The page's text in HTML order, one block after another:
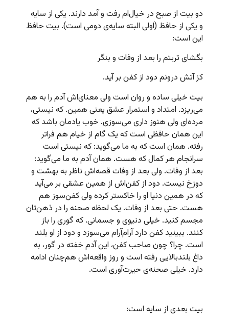
دو بیت از صبح در خیال‌ام رفت و آمد دارند. یکی از سایه
و یکی از حافظ (اولی البته سایه‌ی دومی است). بیت حافظ
این است:
بگشای تربتم را بعد از وفات و بنگر
کز آتش درونم دود از کفن بر آید.
بیت خیلی ساده و روان است ولی معنای‌اش آدم را به هم
می‌ریزد. امتداد و استمرار عشق یعنی همین. که نیستی،
مرده‌ای ولی هنوز داری می‌سوزی. خوب یادمان باشد که
این همان حافظی است که یک گام از خیام هم فراتر
رفته. همان است که به ما می‌گوید: که نیستی است
سرانجام هر کمال که هست. همان آدم به ما می‌گوید:
بعد از وفات. ولی بعد از وفات قصه‌اش ناظر به بهشت و
دوزخ نیست. دود از کفن‌اش از همین عشقی بر می‌آید
که در همین دنیا او را خاکستر کرده ولی کفن‌سوز هم
هست. حتی بعد از وفات. یک لحظه صحنه را در ذهن‌تان
مجسم کنید. خیلی دنیوی و جسمانی. که گوری را باز
کنند. ببینید کفن دارد آرام‌آرام می‌سوزد و دود از او بلند
است. چرا؟ چون صاحب کفن، این آدم خفته در گور، به
داغ بلندبالایی رفته است و روز واقعه‌اش هم‌چنان ادامه
دارد. خیلی صحنه‌ی حیرت‌آوری است.
بیت بعدی از سایه است: